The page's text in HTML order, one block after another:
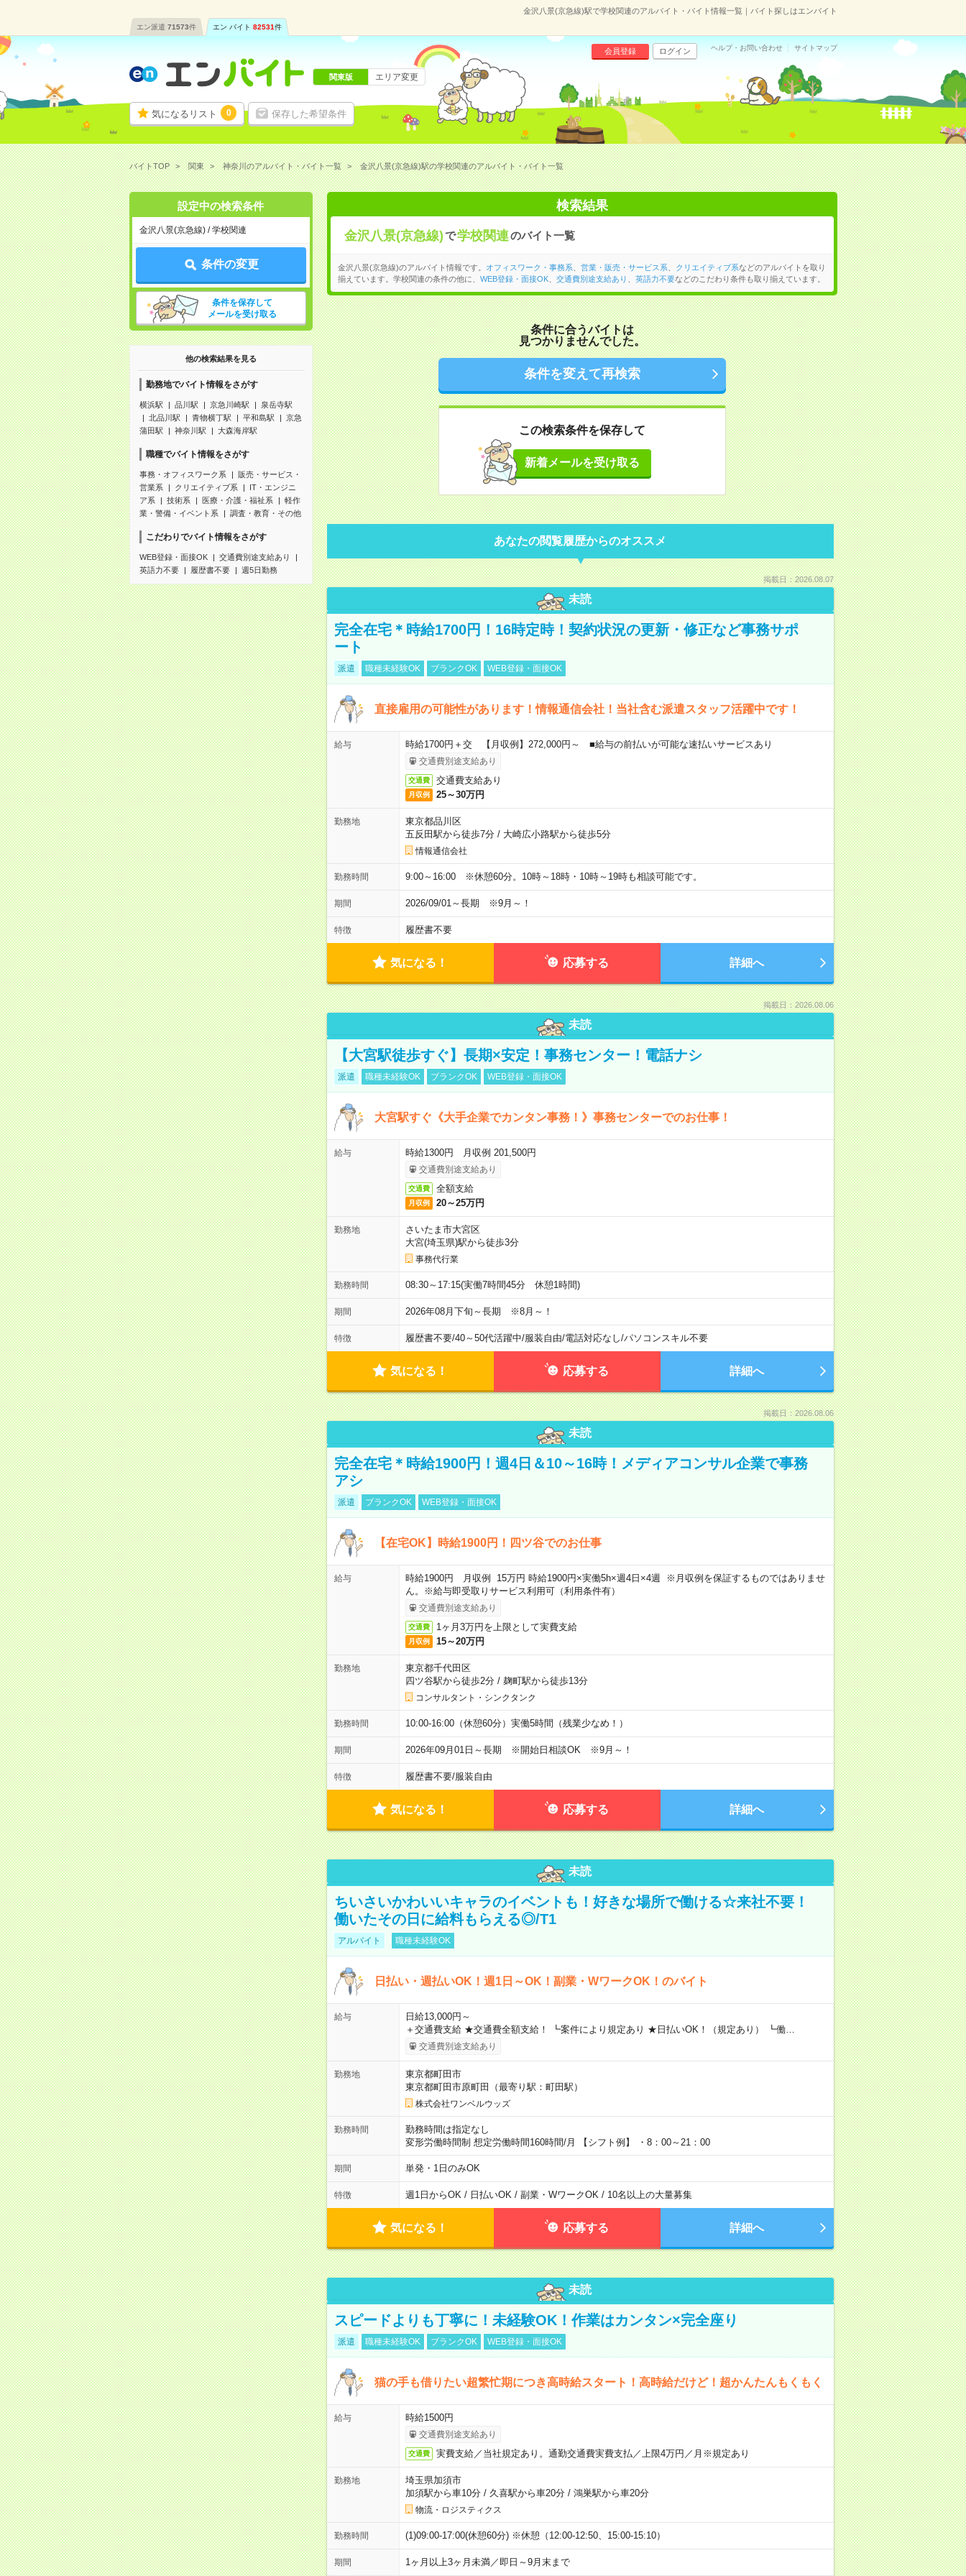
金沢八景(京急線)駅で学校関連のアルバイト・バイト情報一覧｜バイト探しはエンバイト
エン派遣 71573件 エン バイト 82531件
気になるリスト 0 保存した希望条件
会員登録 ログイン ヘルプ・お問い合わせ サイトマップ
関東版 エリア変更
バイトTOP 関東 神奈川のアルバイト・バイト一覧 金沢八景(京急線)駅の学校関連のアルバイト・バイト一覧
設定中の検索条件
金沢八景(京急線) / 学校関連
条件の変更
条件を保存して
メールを受け取る
他の検索結果を見る
勤務地でバイト情報をさがす
横浜駅 品川駅 京急川崎駅
泉岳寺駅
北品川駅
青物横丁駅 平和島駅
京急
蒲田駅
神奈川駅 大森海岸駅
職種でバイト情報をさがす
事務・オフィスワーク系
販売・サービス・
営業系
クリエイティブ系
IT・エンジニ
ア系
技術系 医療・介護・福祉系
軽作
業・警備・イベント系
調査・教育・その他
こだわりでバイト情報をさがす
WEB登録・面接OK
交通費別途支給あり
英語力不要
履歴書不要 週5日勤務
検索結果
金沢八景(京急線)で学校関連のバイト一覧
金沢八景(京急線)のアルバイト情報です。 オフィスワーク・事務系 営業・販売・サービス系 クリエイティブ系などのアルバイトを取り
揃えています。学校関連の条件の他に、 WEB登録・面接OK、 交通費別途支給あり 英語力不要などのこだわり条件も取り揃えています。
条件に合うバイトは
見つかりませんでした。
条件を変えて再検索
この検索条件を保存して
新着メールを受け取る
あなたの閲覧履歴からのオススメ
掲載日：2026.08.07
未読
完全在宅＊時給1700円！16時定時！契約状況の更新・修正など事務サポ
ート
派遣 職種未経験OK ブランクOK WEB登録・面接OK
直接雇用の可能性があります！情報通信会社！当社含む派遣スタッフ活躍中です！
給与 時給1700円＋交 【月収例】272,000円～ ■給与の前払いが可能な速払いサービスあり
交通費別途支給あり
交通費 交通費支給あり
月収例 25～30万円
勤務地
東京都品川区
五反田駅から徒歩7分/ 大崎広小路駅から徒歩5分
情報通信会社
勤務時間 9:00～16:00 ※休憩60分。10時～18時・10時～19時も相談可能です。
期間 2026/09/01～長期 ※9月～！
特徴 履歴書不要
気になる！ 応募する 詳細へ
掲載日：2026.08.06
未読
【大宮駅徒歩すぐ】長期×安定！事務センター！電話ナシ
派遣 職種未経験OK ブランクOK WEB登録・面接OK
大宮駅すぐ《大手企業でカンタン事務！》事務センターでのお仕事！
給与 時給1300円 月収例 201,500円
交通費別途支給あり
交通費 全額支給
月収例 20～25万円
勤務地
さいたま市大宮区
大宮(埼玉県)駅から徒歩3分
事務代行業
勤務時間 08:30～17:15(実働7時間45分 休憩1時間)
期間 2026年08月下旬～長期 ※8月～！
特徴 履歴書不要/40～50代活躍中/服装自由/電話対応なし/パソコンスキル不要
気になる！ 応募する 詳細へ
掲載日：2026.08.06
未読
完全在宅＊時給1900円！週4日＆10～16時！メディアコンサル企業で事務
アシ
派遣 ブランクOK WEB登録・面接OK
【在宅OK】時給1900円！四ツ谷でのお仕事
給与
時給1900円 月収例 15万円 時給1900円×実働5h×週4日×4週 ※月収例を保証するものではありませ
ん。※給与即受取りサービス利用可（利用条件有）
交通費別途支給あり
交通費 1ヶ月3万円を上限として実費支給
月収例 15～20万円
勤務地
東京都千代田区
四ツ谷駅から徒歩2分/ 麹町駅から徒歩13分
コンサルタント・シンクタンク
勤務時間 10:00-16:00（休憩60分）実働5時間（残業少なめ！）
期間 2026年09月01日～長期 ※開始日相談OK ※9月～！
特徴 履歴書不要/服装自由
気になる！ 応募する 詳細へ
未読
ちいさいかわいいキャラのイベントも！好きな場所で働ける☆来社不要！
働いたその日に給料もらえる◎/T1
アルバイト 職種未経験OK
日払い・週払いOK！週1日～OK！副業・WワークOK！のバイト
給与
日給13,000円～
＋交通費支給 ★交通費全額支給！ ┗案件により規定あり ★日払いOK！（規定あり） ┗働…
交通費別途支給あり
勤務地
東京都町田市
東京都町田市原町田（最寄り駅：町田駅）
株式会社ワンベルウッズ
勤務時間
勤務時間は指定なし
変形労働時間制 想定労働時間160時間/月 【シフト例】 ・8：00～21：00
期間 単発・1日のみOK
特徴 週1日からOK / 日払いOK / 副業・WワークOK / 10名以上の大量募集
気になる！ 応募する 詳細へ
未読
スピードよりも丁寧に！未経験OK！作業はカンタン×完全座り
派遣 職種未経験OK ブランクOK WEB登録・面接OK
猫の手も借りたい超繁忙期につき高時給スタート！高時給だけど！超かんたんもくもく
給与 時給1500円
交通費別途支給あり
交通費 実費支給／当社規定あり。通勤交通費実費支払／上限4万円／月※規定あり
勤務地
埼玉県加須市
加須駅から車10分/ 久喜駅から車20分/ 鴻巣駅から車20分
物流・ロジスティクス
勤務時間 (1)09:00-17:00(休憩60分) ※休憩（12:00-12:50、15:00-15:10）
期間 1ヶ月以上3ヶ月未満／即日～9月末まで